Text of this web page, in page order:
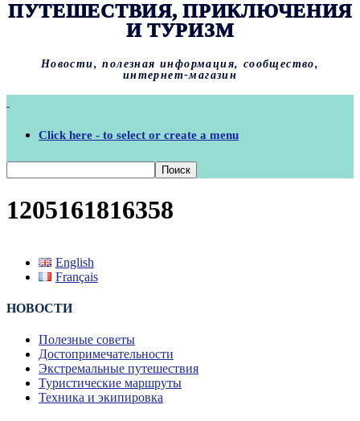
ПУТЕШЕСТВИЯ, ПРИКЛЮЧЕНИЯ
И ТУРИЗМ
Новости, полезная информация, сообщество,
интернет-магазин
Click here - to select or create a menu
1205161816358
English
Français
НОВОСТИ
Полезные советы
Достопримечательности
Экстремальные путешествия
Туристические маршруты
Техника и экипировка